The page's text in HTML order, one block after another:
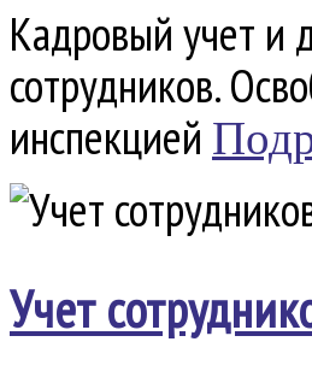
Кадровый учет и
сотрудников.
инспекцией
Учет